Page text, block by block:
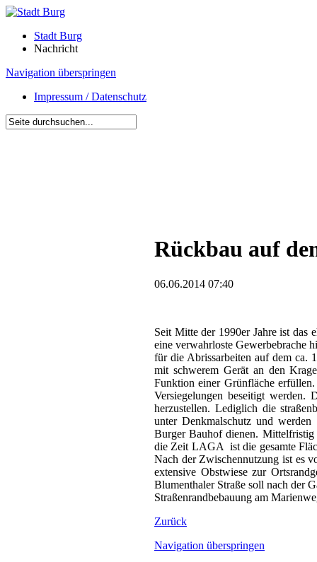
Stadt Burg
Nachricht
Navigation überspringen
Impressum / Datenschutz
Rückbau auf
06.06.2014 07:40
Seit Mitte der 1990er Jahre ist das
eine verwahrloste Gewerbebrache
für die Abrissarbeiten auf dem ca.
mit schwerem Gerät an den
Funktion einer Grünfläche erfüllen.
Versiegelungen beseitigt
herzustellen. Lediglich die
unter Denkmalschutz und
Burger Bauhof dienen. Mittelfristig
die Zeit LAGA ist die gesamte
Nach der Zwischennutzung ist es
extensive Obstwiese zur
Blumenthaler Straße soll nach der
Straßenrandbebauung am
Zurück
Navigation überspringen